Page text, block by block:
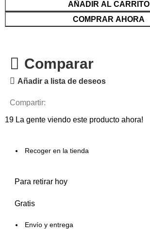
AÑADIR AL CARRITO
COMPRAR AHORA
Comparar
Añadir a lista de deseos
Compartir:
19 La gente viendo este producto ahora!
Recoger en la tienda
Para retirar hoy
Gratis
Envío y entrega